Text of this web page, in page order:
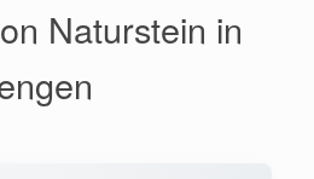
Naturstein in